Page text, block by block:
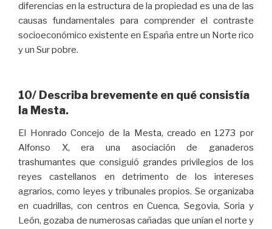
diferencias en la estructura de la propiedad es una de las
causas fundamentales para comprender el contraste
socioeconómico existente en España entre un Norte rico
y un Sur pobre.
10/ Describa brevemente en qué consistía
la Mesta.
El Honrado Concejo de la Mesta, creado en 1273 por
Alfonso X, era una asociación de ganaderos
trashumantes que consiguió grandes privilegios de los
reyes castellanos en detrimento de los intereses
agrarios, como leyes y tribunales propios. Se organizaba
en cuadrillas, con centros en Cuenca, Segovia, Soria y
León, gozaba de numerosas cañadas que unían el norte y